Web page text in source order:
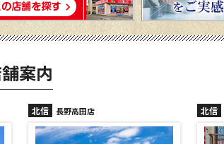
案内
北信 長野駅前店 北信